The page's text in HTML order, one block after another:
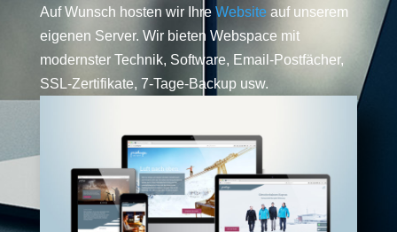
Auf Wunsch hosten wir Ihre Website auf unserem
eigenen Server. Wir bieten Webspace mit
modernster Technik, Software, Email-Postfächer,
SSL-Zertifikate, 7-Tage-Backup usw.